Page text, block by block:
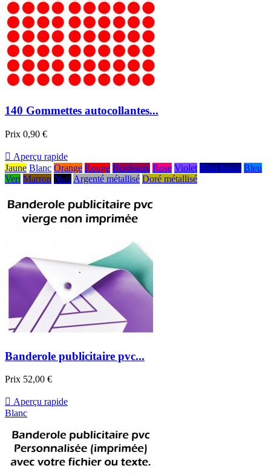
140 Gommettes autocollantes...
Prix 0,90 €
 Aperçu rapide
Jaune Blanc Orange Rouge Bordeaux Rose Violet Bleu foncé Bleu
Vert Marron Noir Argenté métallisé Doré métallisé
Banderole publicitaire pvc...
Prix 52,00 €
 Aperçu rapide
Blanc